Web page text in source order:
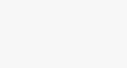
Fragen zu XING als eigene